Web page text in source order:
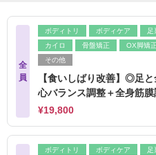
全
員
ボディトリ ボディケア 足
カイロ
骨盤矯正 OX脚矯正
その他
【食いしばり改善】◎足
心バランス調整＋全身筋膜
¥19,800
ボディトリ ボディケア 足